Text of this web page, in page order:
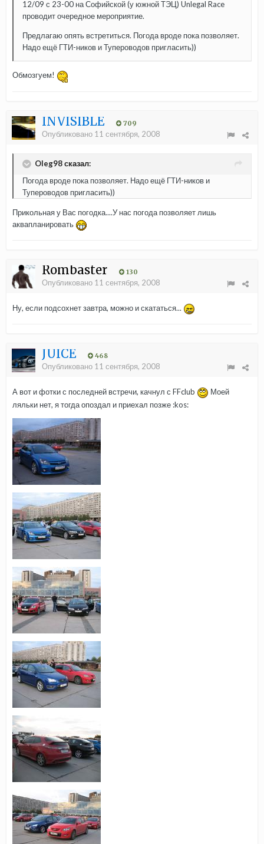
12/09 с 23-00 на Софийской (у южной ТЭЦ) Unlegal Race
проводит очередное мероприятие.
Предлагаю опять встретиться. Погода вроде пока позволяет.
Надо ещё ГТИ-ников и Тупероводов пригласить))
Обмозгуем!
INVISIBLE 709
Опубликовано 11 сентября, 2008
Oleg98 сказал:
Погода вроде пока позволяет. Надо ещё ГТИ-ников и
Тупероводов пригласить))
Прикольная у Вас погодка....У нас погода позволяет лишь
аквапланировать
Rombaster 130
Опубликовано 11 сентября, 2008
Ну, если подсохнет завтра, можно и скататься...
JUICE 468
Опубликовано 11 сентября, 2008
А вот и фотки с последней встречи, качнул с FFclub
Моей
ляльки нет, я тогда опоздал и приехал позже :kos: